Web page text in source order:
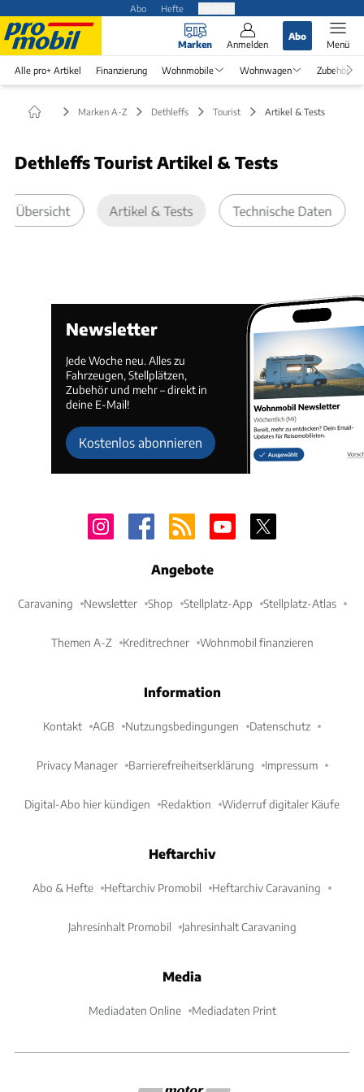
Abo Hefte
Marken Anmelden
Abo
Menü
Alle pro+ Artikel Finanzierung Wohnmobile Wohnwagen Zubehör
Marken A-Z Dethleffs Tourist Artikel & Tests
Dethleffs Tourist Artikel & Tests
Übersicht Artikel & Tests Technische Daten
Newsletter
Jede Woche neu. Alles zu
Fahrzeugen, Stellplätzen,
Zubehör und mehr – direkt in
deine E-Mail!
Kostenlos abonnieren
Angebote
Caravaning Newsletter Shop Stellplatz-App Stellplatz-Atlas
Themen A-Z Kreditrechner Wohnmobil finanzieren
Information
Kontakt AGB Nutzungsbedingungen Datenschutz
Privacy Manager Barrierefreiheitserklärung Impressum
Digital-Abo hier kündigen Redaktion Widerruf digitaler Käufe
Heftarchiv
Abo & Hefte Heftarchiv Promobil Heftarchiv Caravaning
Jahresinhalt Promobil Jahresinhalt Caravaning
Media
Mediadaten Online Mediadaten Print